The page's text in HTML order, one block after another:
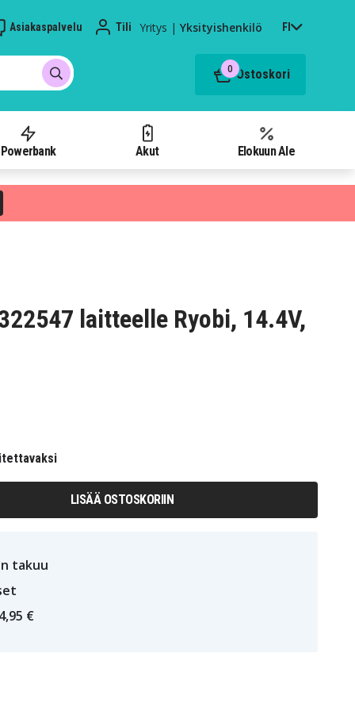
Asiakaspalvelu Tili Yritys | Yksityishenkilö FI
0 Ostoskori
Powerbank Akut Elokuun Ale
laitteelle Ryobi, 14.4V,
LISÄÄ OSTOSKORIIN
takuu
€